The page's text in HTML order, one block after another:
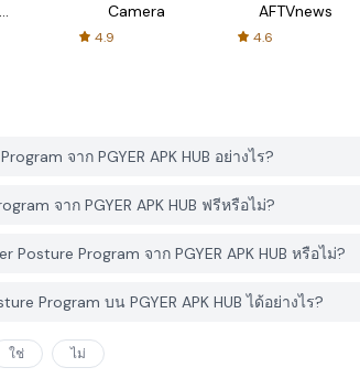
Camera
4.9
AFTVnews
4.6
จาก PGYER APK HUB อย่างไร?
จาก PGYER APK HUB ฟรีหรือไม่?
Program จาก PGYER APK HUB หรือไม่?
Program บน PGYER APK HUB ได้อย่างไร?
ใช่ ไม่